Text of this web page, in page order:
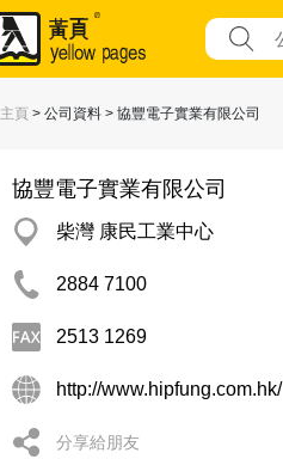
主頁 > 公司資料 > 協豐電子實業有限公司
協豐電子實業有限公司
柴灣 康民工業中心
2884 7100
2513 1269
http://www.hipfung.com.hk/
分享給朋友